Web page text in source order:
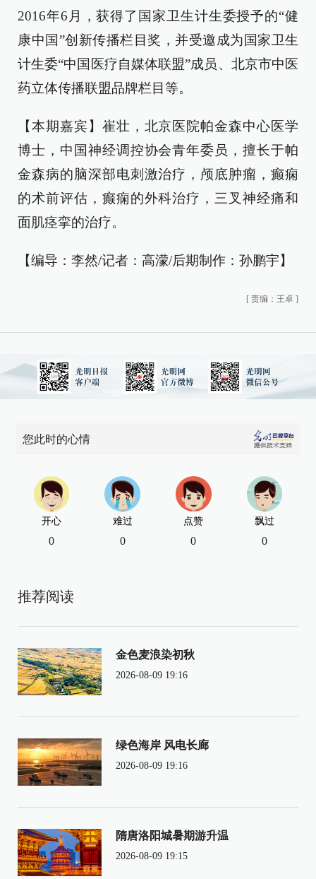
2016年6月，获得了国家卫生计生委授予的“健
康中国”创新传播栏目奖，并受邀成为国家卫生
计生委“中国医疗自媒体联盟”成员、北京市中医
药立体传播联盟品牌栏目等。
【本期嘉宾】崔壮，北京医院帕金森中心医学
博士，中国神经调控协会青年委员，擅长于帕
金森病的脑深部电刺激治疗，颅底肿瘤，癫痫
的术前评估，癫痫的外科治疗，三叉神经痛和
面肌痉挛的治疗。
【编导：李然/记者：高濛/后期制作：孙鹏宇】
[ 责编：王卓 ]
您此时的心情
开心
0
难过
0
点赞
0
飘过
0
推荐阅读
金色麦浪染初秋
2026-08-09 19:16
绿色海岸 风电长廊
2026-08-09 19:16
隋唐洛阳城暑期游升温
2026-08-09 19:15